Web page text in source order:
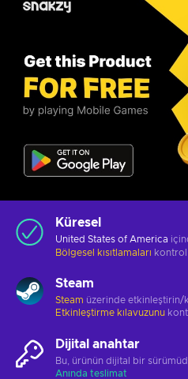
Küresel
United States of America
Bölgesel kısıtlamaları
Steam
Steam üzerinde etkinleştirin/
Etkinleştirme kılavuzunu
Dijital anahtar
Bu, ürünün dijital bir
Anında teslimat